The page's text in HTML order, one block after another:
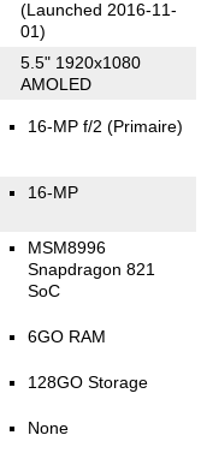
(Launched 2016-11-
01)
5.5" 1920x1080
AMOLED
16-MP f/2 (Primaire)
16-MP
MSM8996
Snapdragon 821
SoC
6GO RAM
128GO Storage
None